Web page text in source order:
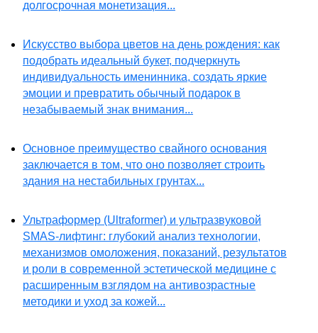
долгосрочная монетизация...
Искусство выбора цветов на день рождения: как
подобрать идеальный букет, подчеркнуть
индивидуальность именинника, создать яркие
эмоции и превратить обычный подарок в
незабываемый знак внимания...
Основное преимущество свайного основания
заключается в том, что оно позволяет строить
здания на нестабильных грунтах...
Ультраформер (Ultraformer) и ультразвуковой
SMAS-лифтинг: глубокий анализ технологии,
механизмов омоложения, показаний, результатов
и роли в современной эстетической медицине с
расширенным взглядом на антивозрастные
методики и уход за кожей...